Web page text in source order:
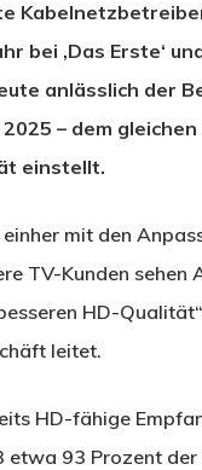
bei ‚Das Erste‘
anlässlich der
– dem
einstellt.
einher mit den
TV-Kunden
HD-
leitet.
HD-fähige
etwa 93 Prozent